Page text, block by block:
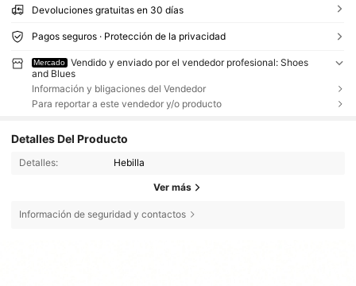
Devoluciones gratuitas en 30 días
Pagos seguros · Protección de la privacidad
Mercado
Vendido y enviado por el vendedor profesional: Shoes
and Blues
Información y bligaciones del Vendedor
Para reportar a este vendedor y/o producto
Detalles Del Producto
Detalles: Hebilla
Ver más
Información de seguridad y contactos